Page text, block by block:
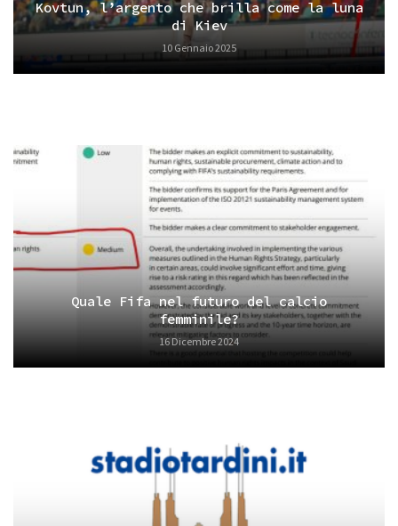
Kovtun, l’argento che brilla come la luna
di Kiev
10 Gennaio 2025
Quale Fifa nel futuro del calcio
femminile?
16 Dicembre 2024